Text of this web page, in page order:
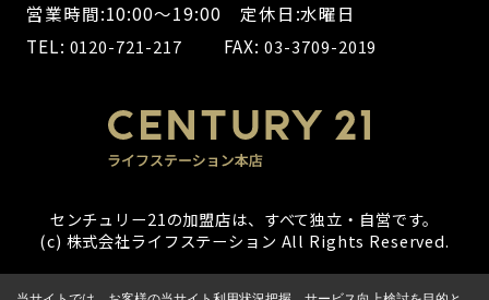
営業時間:10:00～19:00 定休日:水曜日
TEL: 0120-721-217 FAX:03-3709-2019
センチュリー21の加盟店は、すべて独立・自営です。
(c) 株式会社ライフステーション All Rights Reserved.